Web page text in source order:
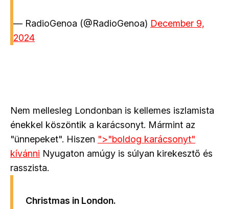
— RadioGenoa (@RadioGenoa) December 9,
2024
Nem mellesleg Londonban is kellemes iszlamista
énekkel köszöntik a karácsonyt. Mármint az
"ünnepeket". Hiszen ">"boldog karácsonyt"
kívánni Nyugaton amúgy is súlyan kirekesztő és
rasszista.
Christmas in London.